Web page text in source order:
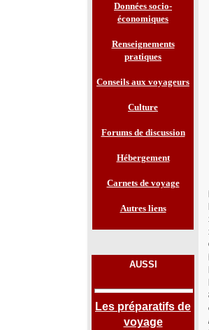
Données socio-
économiques
Renseignements
pratiques
Conseils aux voyageurs
Culture
Forums de discussion
Hébergement
Carnets de voyage
Autres liens
AUSSI
Les préparatifs de
voyage